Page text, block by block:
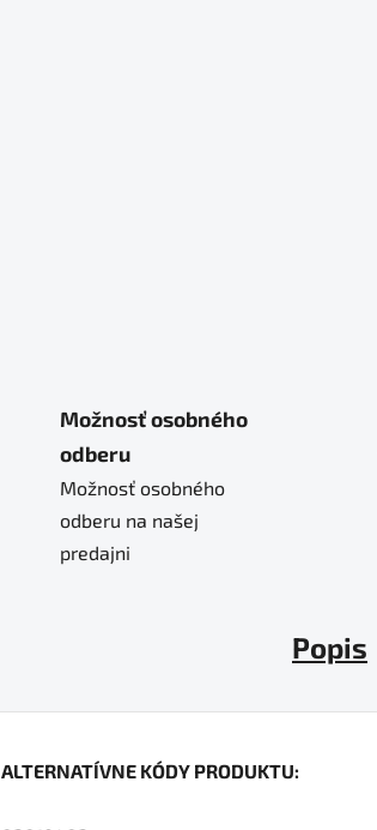
Možnosť osobného
odberu
Možnosť osobného
odberu na našej
predajni
Popis
ALTERNATÍVNE KÓDY PRODUKTU: